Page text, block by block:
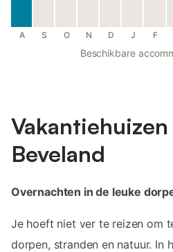
A S O N D J F
Beschikbare
Beveland
Overnachten in de leuke
Je hoeft niet ver te reizen om
dorpen, stranden en natuur. In